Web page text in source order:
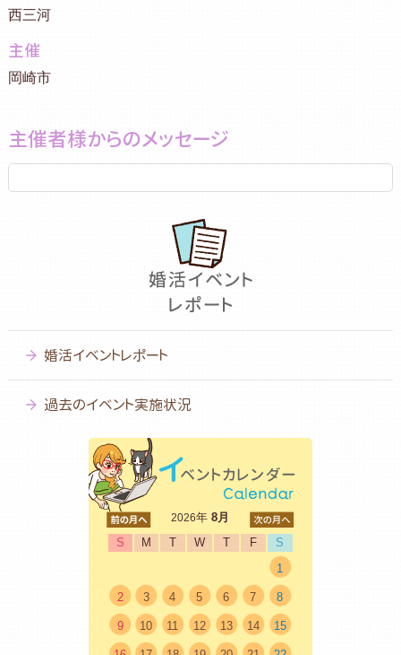
西三河
主催
岡崎市
主催者様からのメッセージ
婚活イベントレポート
過去のイベント実施状況
2026年8月
S
M T W T F
S
1
2 3 4 5 6 7 8
9 10 11 12 13 14 15